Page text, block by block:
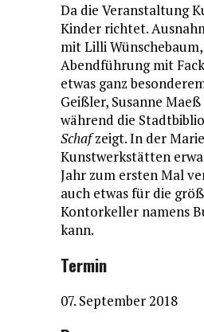
Da die Veranstaltung
Kinder richtet.
mit Lilli
Abendführung mit
etwas ganz
Geißler, Susanne
während die
Schafzeigt. In der
Kunstwerkstätten
Jahr zum ersten Mal
auch etwas für die
Kontorkeller namens
kann.
Termin
07. September 2018